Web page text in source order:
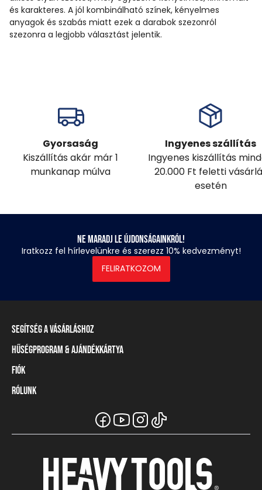
és karakteres. A jól kombinálható színek, kényelmes
anyagok és szabás miatt ezek a darabok szezonról
szezonra a legjobb választást jelentik.
Gyorsaság
Kiszállítás akár már 1
munkanap múlva
Ingyenes szállítás
Ingyenes kiszállítás
20.000 Ft feletti
esetén
Ne maradj le újdonságainkról!
Iratkozz fel hírlevelünkre és szerezz 10% kedvezményt!
FELIRATKOZOM
Segítség a vásárláshoz
Szállítási információ
Fizetési módok
Mérettáblázat
Üzleteink és viszonteladók
Gyakori kérdések (GYIK)
Hűségprogram & Ajándékkártya
Törzsvásárlói program
Ajándékkártya
Fiók
Belépés / Regisztráció
Rólunk
A Heavy Tools márka
Viszonteladói információ
Széchenyi Terv Plusz